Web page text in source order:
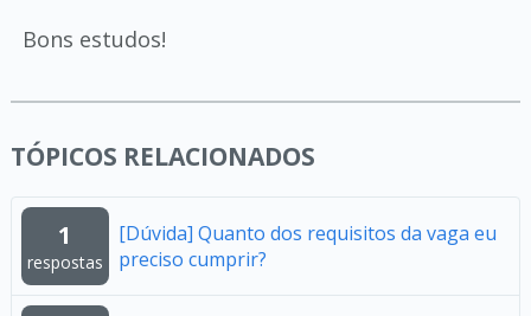
Bons estudos!
TÓPICOS RELACIONADOS
1
respostas
[Dúvida] Quanto dos requisitos da vaga eu
preciso cumprir?